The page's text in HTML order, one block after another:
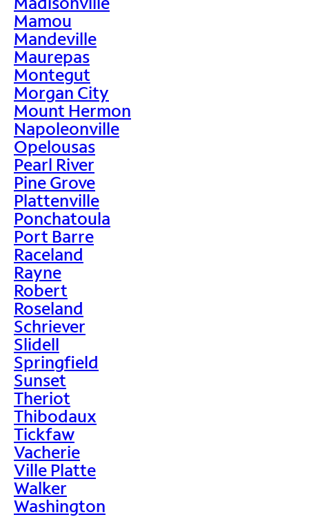
Mamou
Mandeville
Maurepas
Montegut
Morgan City
Mount Hermon
Napoleonville
Opelousas
Pearl River
Pine Grove
Plattenville
Ponchatoula
Port Barre
Raceland
Rayne
Robert
Roseland
Schriever
Slidell
Springfield
Sunset
Theriot
Thibodaux
Tickfaw
Vacherie
Ville Platte
Walker
Washington